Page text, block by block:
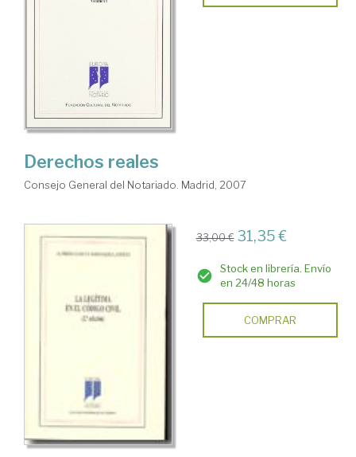
Derechos reales
Consejo General del Notariado. Madrid, 2007
33,00 € 31,35 €
Stock en librería. Envío
en 24/48 horas
COMPRAR